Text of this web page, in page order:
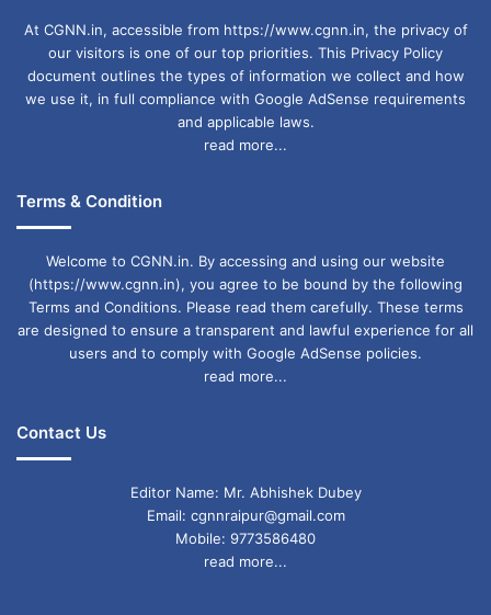
At CGNN.in, accessible from https://www.cgnn.in, the privacy of
our visitors is one of our top priorities. This Privacy Policy
document outlines the types of information we collect and how
we use it, in full compliance with Google AdSense requirements
and applicable laws.
read more...
Terms & Condition
Welcome to CGNN.in. By accessing and using our website
(https://www.cgnn.in), you agree to be bound by the following
Terms and Conditions. Please read them carefully. These terms
are designed to ensure a transparent and lawful experience for all
users and to comply with Google AdSense policies.
read more...
Contact Us
Editor Name: Mr. Abhishek Dubey
Email: cgnnraipur@gmail.com
Mobile: 9773586480
read more...